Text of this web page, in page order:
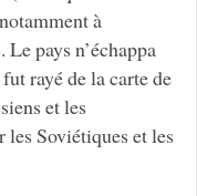
à
pays n’échappa
rayé de la carte de
et les
Soviétiques et les